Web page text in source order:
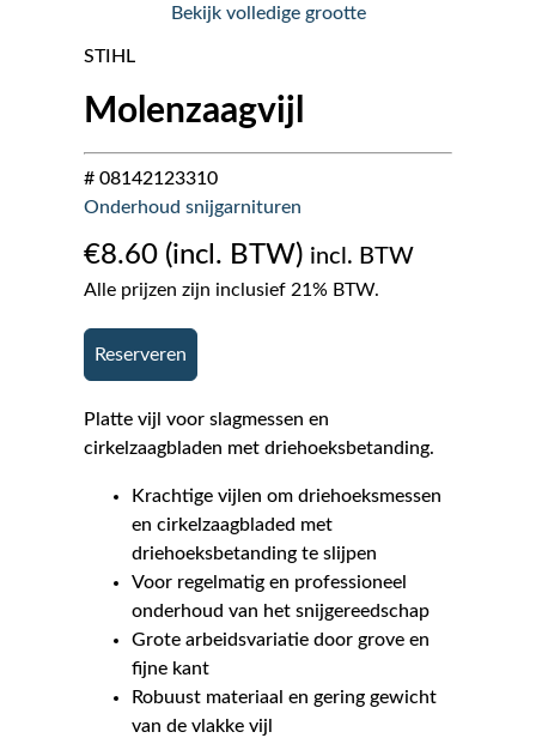
Bekijk volledige grootte
STIHL
Molenzaagvijl
# 08142123310
Onderhoud snijgarnituren
€8.60 incl. BTW
Alle prijzen zijn inclusief 21% BTW.
Reserveren
Platte vijl voor slagmessen en
cirkelzaagbladen met driehoeksbetanding.
Krachtige vijlen om driehoeksmessen
en cirkelzaagbladed met
driehoeksbetanding te slijpen
Voor regelmatig en professioneel
onderhoud van het snijgereedschap
Grote arbeidsvariatie door grove en
fijne kant
Robuust materiaal en gering gewicht
van de vlakke vijl